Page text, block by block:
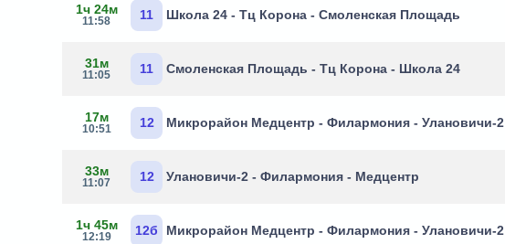
1ч 24м
11:58 11 Школа 24 - Тц Корона - Смоленская Площадь
31м
11:05 11 Смоленская Площадь - Тц Корона - Школа 24
17м
10:51 12 Микрорайон Медцентр - Филармония - Улановичи-2
33м
11:07 12 Улановичи-2 - Филармония - Медцентр
1ч 45м
12:19 12б Микрорайон Медцентр - Филармония - Улановичи-2